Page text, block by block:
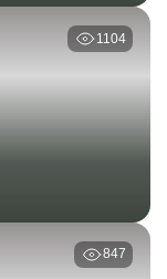
1104
847